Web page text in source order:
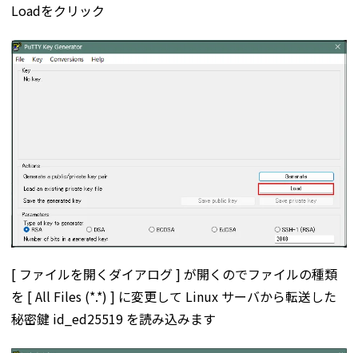
Loadをクリック
[ ファイルを開くダイアログ ] が開くのでファイルの種類
を [ All Files (*.*) ] に変更して Linux サーバから転送した
秘密鍵 id_ed25519 を読み込みます